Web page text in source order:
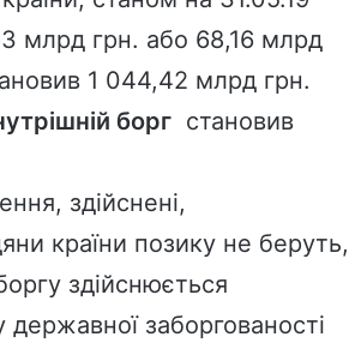
млрд грн. або 68,16 млрд
1 044,42 млрд грн.
борг становив
здійснені,
країни позику не беруть,
здійснюється
заборгованості